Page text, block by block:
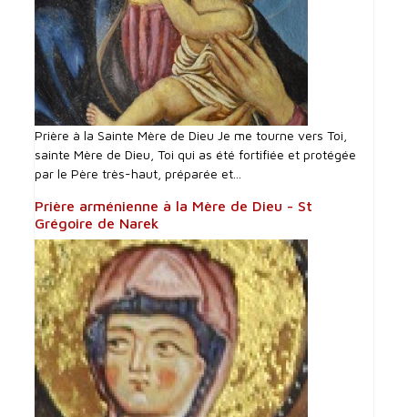
Prière à la Sainte Mère de Dieu Je me tourne vers Toi,
sainte Mère de Dieu, Toi qui as été fortifiée et protégée
par le Père très-haut, préparée et...
Prière arménienne à la Mère de Dieu - St
Grégoire de Narek